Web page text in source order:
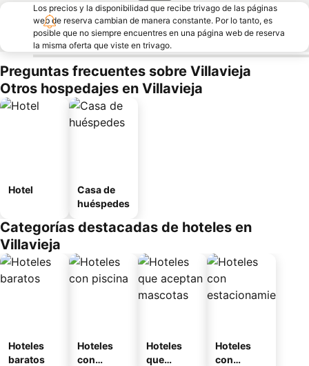
Los precios y la disponibilidad que recibe trivago de las páginas
web de reserva cambian de manera constante. Por lo tanto, es
posible que no siempre encuentres en una página web de reserva
la misma oferta que viste en trivago.
Preguntas frecuentes sobre Villavieja
Otros hospedajes en Villavieja
Hotel
Casa de
huéspedes
Categorías destacadas de hoteles en
Villavieja
Hoteles
baratos
Hoteles
con
Hoteles
que
Hoteles
con